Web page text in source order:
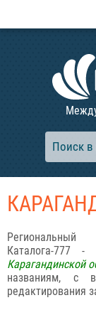
Каталога-777
Карагандинской
названиям, с
редактирования